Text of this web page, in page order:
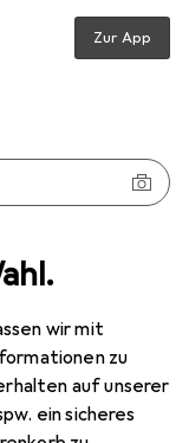
wir mit
zu
auf unserer
ein sicheres
Zur App
Studio Hintergrund Kit